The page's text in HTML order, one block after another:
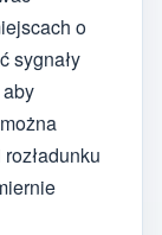
o
sygnały